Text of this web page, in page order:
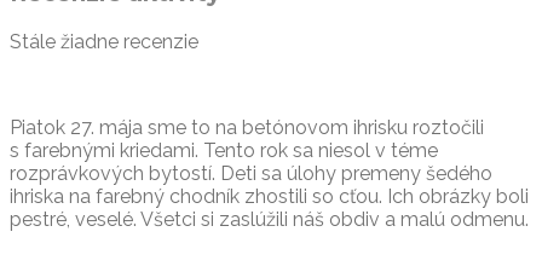
Stále žiadne recenzie
Piatok 27. mája sme to na betónovom ihrisku roztočili
s farebnými kriedami. Tento rok sa niesol v téme
rozprávkových bytostí. Deti sa úlohy premeny šedého
ihriska na farebný chodník zhostili so cťou. Ich obrázky boli
pestré, veselé. Všetci si zaslúžili náš obdiv a malú odmenu.